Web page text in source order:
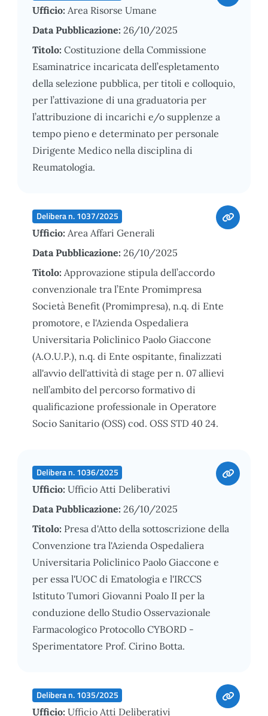
Ufficio: Area Risorse Umane
Data Pubblicazione: 26/10/2025
Titolo: Costituzione della Commissione
Esaminatrice incaricata dell’espletamento
della selezione pubblica, per titoli e colloquio,
per l’attivazione di una graduatoria per
l’attribuzione di incarichi e/o supplenze a
tempo pieno e determinato per personale
Dirigente Medico nella disciplina di
Reumatologia.
Delibera n. 1037/2025
Ufficio: Area Affari Generali
Data Pubblicazione: 26/10/2025
Titolo: Approvazione stipula dell’accordo
convenzionale tra l’Ente Promimpresa
Società Benefit (Promimpresa), n.q. di Ente
promotore, e l'Azienda Ospedaliera
Universitaria Policlinico Paolo Giaccone
(A.O.U.P.), n.q. di Ente ospitante, finalizzati
all'avvio dell'attività di stage per n. 07 allievi
nell’ambito del percorso formativo di
qualificazione professionale in Operatore
Socio Sanitario (OSS) cod. OSS STD 40 24.
Delibera n. 1036/2025
Ufficio: Ufficio Atti Deliberativi
Data Pubblicazione: 26/10/2025
Titolo: Presa d'Atto della sottoscrizione della
Convenzione tra l'Azienda Ospedaliera
Universitaria Policlinico Paolo Giaccone e
per essa l'UOC di Ematologia e l'IRCCS
Istituto Tumori Giovanni Poalo II per la
conduzione dello Studio Osservazionale
Farmacologico Protocollo CYBORD -
Sperimentatore Prof. Cirino Botta.
Delibera n. 1035/2025
Ufficio: Ufficio Atti Deliberativi